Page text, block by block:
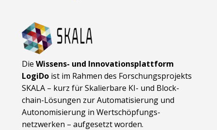
Die Wissens- und Innovationsplattform
LogiDoist im Rahmen des Forschungsprojekts
SKALA – kurz für Skalierbare KI- und Block­
chain-Lösungen zur Automatisierung und
Autonomisierung in Wert­schöpfungs­
netzwerken – aufgesetzt worden.